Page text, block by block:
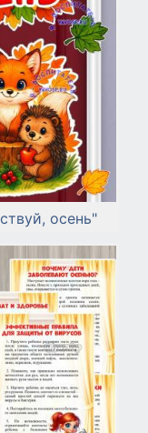
осень"